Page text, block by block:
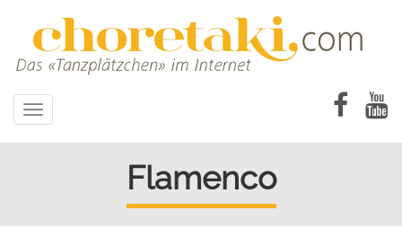
Toggle
navigation
Flamenco